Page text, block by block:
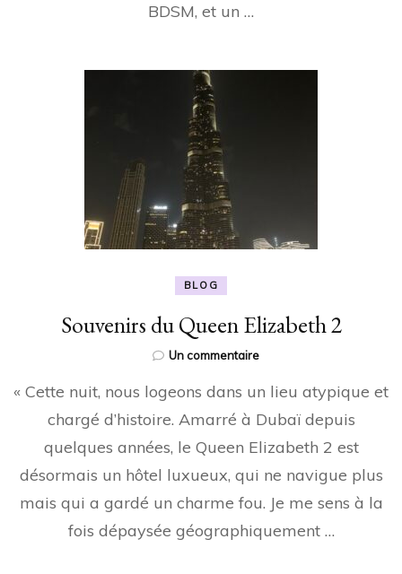
BDSM, et un …
BLOG
Souvenirs du Queen Elizabeth 2
Un commentairesur
du
Elizabeth
2
« Cette nuit, nous logeons dans un lieu atypique et
chargé d’histoire. Amarré à Dubaï depuis
quelques années, le Queen Elizabeth 2 est
désormais un hôtel luxueux, qui ne navigue plus
mais qui a gardé un charme fou. Je me sens à la
fois dépaysée géographiquement …